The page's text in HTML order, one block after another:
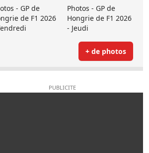
- GP de
de F1 2026
Photos - GP de
Hongrie de F1 2026
- Jeudi
+ de photos